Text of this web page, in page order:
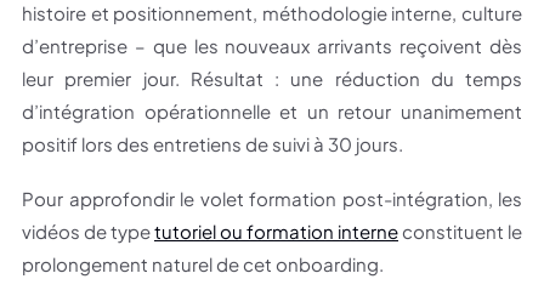
histoire et positionnement, méthodologie interne, culture
d’entreprise – que les nouveaux arrivants reçoivent dès
leur premier jour. Résultat : une réduction du temps
d’intégration opérationnelle et un retour unanimement
positif lors des entretiens de suivi à 30 jours.
Pour approfondir le volet formation post-intégration, les
vidéos de typetutoriel ou formation interne constituent le
prolongement naturel de cet onboarding.